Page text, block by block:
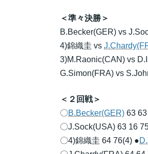
＜準々決勝＞
B.Becker(GER) vs
4)錦織圭 vs
3)M.Raonic(CAN) vs
G.Simon(FRA) vs
＜２回戦＞
〇B.Becker(GER) 63
〇J.Sock(USA) 63 16
〇4)錦織圭 64 76(4) ●